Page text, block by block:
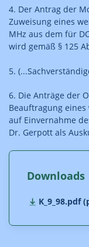
4. Der Antrag der
Zuweisung eines
MHz aus dem für
wird gemäß § 125
5.
6. Die Anträge der
Beauftragung
auf Einvernahme
Dr. Gerpott als
Downloads
K_9_98.pdf